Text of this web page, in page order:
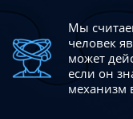
Мы
человек
может
если он
механизм